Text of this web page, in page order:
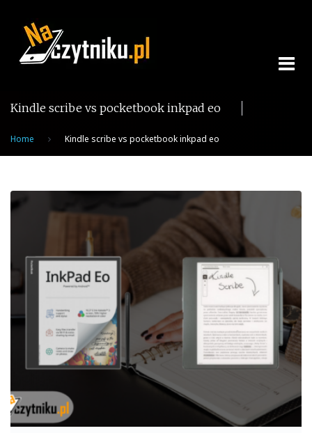
content
Kindle scribe vs pocketbook inkpad eo
Home Kindle scribe vs pocketbook inkpad eo
Tag:
vs
pocketbook
inkpad